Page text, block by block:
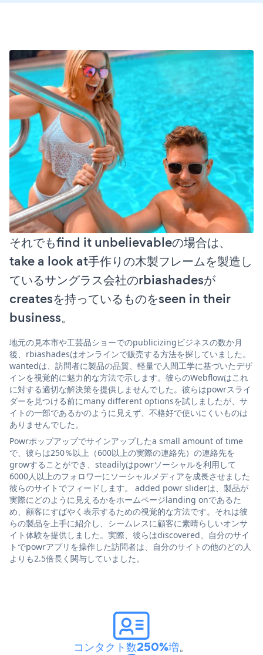
それでもfind it unbelievableの場合は、
take a look at手作りの木製フレームを製造し
ているサングラス会社のrbiashadesが
createsを持っているものをseen in their
business。
地元の見本市や工芸品ショーでのpublicizingビジネスの数か月
後、rbiashadesはオンラインで販売する方法を探していました。
wantedは、訪問者に製品の品質、軽量で人間工学に基づいたデザ
インを視覚的に魅力的な方法で示します。彼らのWebflowはこれ
に対する適切な解決策を提供しませんでした。彼らはpowrスライ
ダーを見つける前にmany different optionsを試しましたが、サ
イトの一部であるかのように見えず、不格好で使いにくいものは
ありませんでした。
Powrポップアップでサインアップしたa small amount of time
で、彼らは250％以上（600以上の実際の連絡先）の連絡先を
growすることができ、steadilyはpowrソーシャルを利用して
6000人以上のフォロワーにソーシャルメディアを成長させました
彼らのサイトでフィードします。 added powr sliderは、製品が
実際にどのように見えるかをホームページlanding onであるた
め、顧客にすばやく表示するための視覚的な方法です。それは彼
らの製品を上手に紹介し、シームレスに顧客に素晴らしいオンサ
イト体験を提供しました。実際、彼らはdiscovered、自分のサイ
トでpowrアプリを操作した訪問者は、自分のサイトの他のどの人
よりも2.5倍長く関与していました。
コンタクト数250%増。